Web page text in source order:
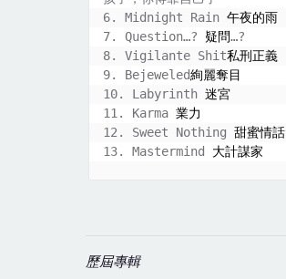
6. Midnight Rain 午夜的雨
7. Question…? 疑問…?
8. Vigilante Shit私刑正義
9. Bejeweled絢麗奪目
10. Labyrinth 迷宮
11. Karma 業力
12. Sweet Nothing 甜蜜情話
13. Mastermind 大計謀家
歷屆專輯